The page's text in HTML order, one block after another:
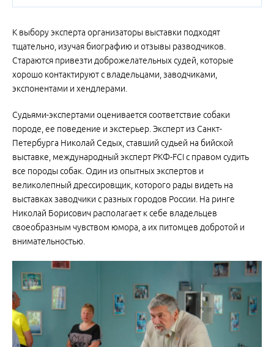
К выбору эксперта организаторы выставки подходят
тщательно, изучая биографию и отзывы разводчиков.
Стараются привезти доброжелательных судей, которые
хорошо контактируют с владельцами, заводчиками,
экспонентами и хендлерами.
Судьями-экспертами оценивается соответствие собаки
породе, ее поведение и экстерьер. Эксперт из Санкт-
Петербурга Николай Седых, ставший судьей на бийской
выставке, международный эксперт РКФ-FCI с правом судить
все породы собак. Один из опытных экспертов и
великолепный дрессировщик, которого рады видеть на
выставках заводчики с разных городов России. На ринге
Николай Борисович располагает к себе владельцев
своеобразным чувством юмора, а их питомцев добротой и
внимательностью.